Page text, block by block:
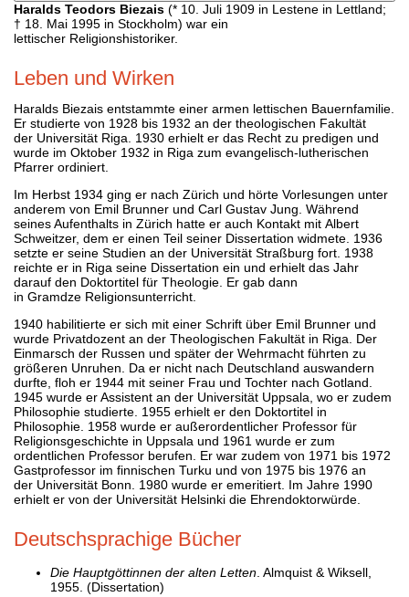
Haralds Teodors Biezais (* 10. Juli 1909 in Lestene in Lettland;
† 18. Mai 1995 in Stockholm) war ein
lettischer Religionshistoriker.
Leben und Wirken
Haralds Biezais entstammte einer armen lettischen Bauernfamilie.
Er studierte von 1928 bis 1932 an der theologischen Fakultät
der Universität Riga. 1930 erhielt er das Recht zu predigen und
wurde im Oktober 1932 in Riga zum evangelisch-lutherischen
Pfarrer ordiniert.
Im Herbst 1934 ging er nach Zürich und hörte Vorlesungen unter
anderem von Emil Brunner und Carl Gustav Jung. Während
seines Aufenthalts in Zürich hatte er auch Kontakt mit Albert
Schweitzer, dem er einen Teil seiner Dissertation widmete. 1936
setzte er seine Studien an der Universität Straßburg fort. 1938
reichte er in Riga seine Dissertation ein und erhielt das Jahr
darauf den Doktortitel für Theologie. Er gab dann
in Gramdze Religionsunterricht.
1940 habilitierte er sich mit einer Schrift über Emil Brunner und
wurde Privatdozent an der Theologischen Fakultät in Riga. Der
Einmarsch der Russen und später der Wehrmacht führten zu
größeren Unruhen. Da er nicht nach Deutschland auswandern
durfte, floh er 1944 mit seiner Frau und Tochter nach Gotland.
1945 wurde er Assistent an der Universität Uppsala, wo er zudem
Philosophie studierte. 1955 erhielt er den Doktortitel in
Philosophie. 1958 wurde er außerordentlicher Professor für
Religionsgeschichte in Uppsala und 1961 wurde er zum
ordentlichen Professor berufen. Er war zudem von 1971 bis 1972
Gastprofessor im finnischen Turku und von 1975 bis 1976 an
der Universität Bonn. 1980 wurde er emeritiert. Im Jahre 1990
erhielt er von der Universität Helsinki die Ehrendoktorwürde.
Deutschsprachige Bücher
Die Hauptgöttinnen der alten Letten . Almquist & Wiksell,
1955. (Dissertation)